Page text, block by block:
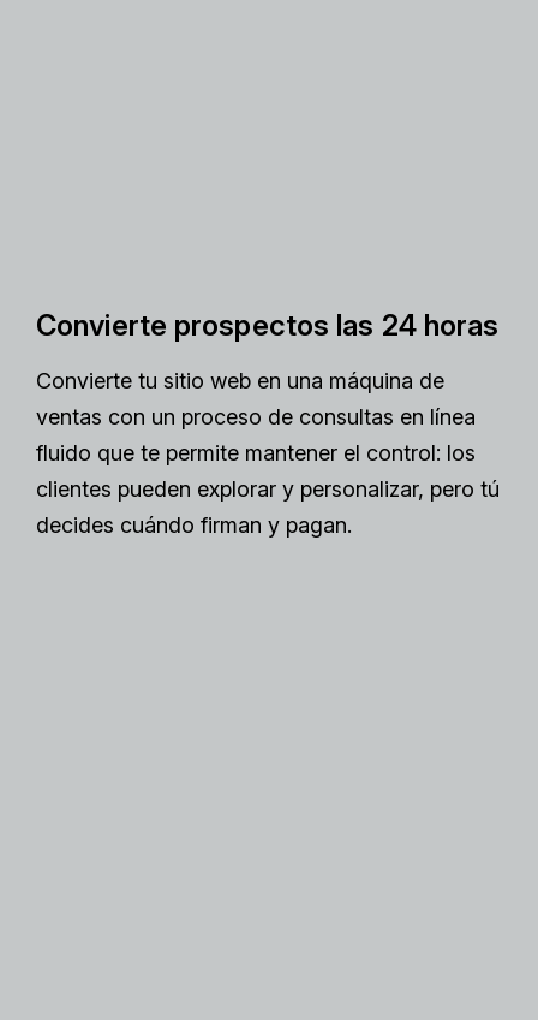
Convierte prospectos las 24 horas
Convierte tu sitio web en una máquina de
ventas con un proceso de consultas en línea
fluido que te permite mantener el control: los
clientes pueden explorar y personalizar, pero tú
decides cuándo firman y pagan.